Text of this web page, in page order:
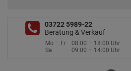
03722 5989-22
Beratung & Verkauf
Mo – Fr
08:00 – 18:00 Uhr
Sa
09:00 – 14:00 Uhr